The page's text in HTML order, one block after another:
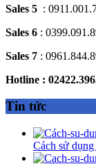
Sales 5 :
Sales 6 :
Sales 7 :
Hotline :
Tin tức
Cách sử